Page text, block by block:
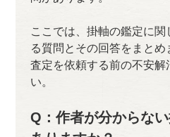
ここでは、掛軸の鑑定に
る質問とその回答をまとめ
査定を依頼する前の不安解
い。
Q：作者が分からな